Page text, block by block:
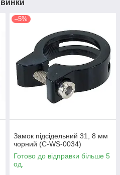
–5%
Замок підсідельний 31, 8 мм
чорний (C-WS-0034)
Готово до відправки більше 5
од.